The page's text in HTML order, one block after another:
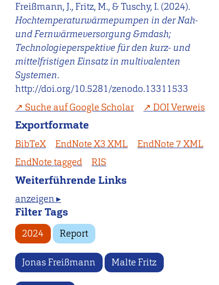
Freißmann, J., Fritz, M., & Tuschy, I. (2024).
Hochtemperaturwärmepumpen in der Nah-
und Fernwärmeversorgung &mdash;
Technologieperspektive für den kurz- und
mittelfristigen Einsatz in multivalenten
Systemen.
http://doi.org/10.5281/zenodo.13311533
Suche auf Google Scholar
DOI Verweis
Exportformate
BibTeX EndNote X3 XML
EndNote 7 XML
EndNote tagged
RIS
Weiterführende Links
anzeigen ▸
Filter Tags
2024 Report
Jonas Freißmann Malte Fritz